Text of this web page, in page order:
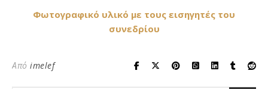
Φωτογραφικό υλικό με τους εισηγητές του
συνεδρίου
Από imelef